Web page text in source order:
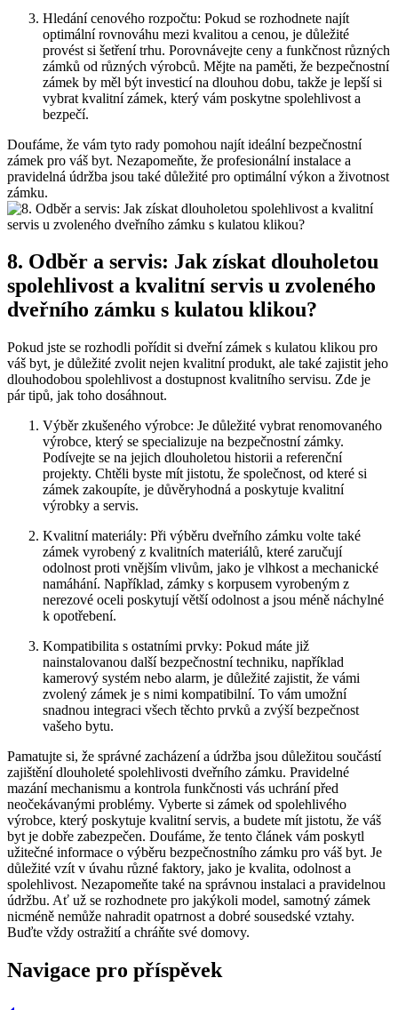
Hledání cenového rozpočtu: Pokud se rozhodnete ‍najít
optimální rovnováhu⁣ mezi‍ kvalitou ‌a cenou, je⁤ důležité
provést si šetření‍ trhu. Porovnávejte⁣ ceny a funkčnost různých
zámků⁢ od různých výrobců. ‌Mějte na paměti, že‍ bezpečnostní​
zámek by měl ‍být investicí na dlouhou‌ dobu, takže ⁢je‍ lepší ​si
vybrat kvalitní zámek, který vám‍ poskytne spolehlivost a
bezpečí.
Doufáme, že vám tyto rady pomohou najít ⁤ideální bezpečnostní
zámek pro váš byt. Nezapomeňte, že‌ profesionální⁢ instalace a⁣
pravidelná údržba jsou také důležité pro optimální výkon a životnost⁤
zámku.
8. Odběr a ‌servis: Jak získat dlouholetou
spolehlivost a kvalitní⁤ servis ​u⁣ zvoleného
dveřního zámku s kulatou​ klikou?
Pokud​ jste ⁣se rozhodli pořídit‌ si dveřní ⁣zámek s kulatou⁢ klikou pro
váš byt, ‍je důležité zvolit ⁣nejen ⁣kvalitní produkt,⁣ ale⁢ také zajistit​ jeho
dlouhodobou spolehlivost a dostupnost kvalitního servisu. Zde je
pár tipů, jak toho‍ dosáhnout.
Výběr zkušeného výrobce: Je důležité vybrat renomovaného
⁤výrobce, který se specializuje na bezpečnostní zámky.
Podívejte se na jejich dlouholetou historii a referenční
projekty. Chtěli byste mít jistotu, že společnost, ⁣od které si
zámek zakoupíte, je důvěryhodná a poskytuje⁢ kvalitní
výrobky ⁣a servis.
Kvalitní materiály: Při výběru dveřního⁤ zámku volte také
zámek vyrobený z kvalitních materiálů, které ‌zaručují
odolnost⁢ proti vnějším vlivům, jako je ⁣vlhkost a mechanické
namáhání. Například, zámky s ⁤korpusem vyrobeným ‌z
nerezové‌ oceli ‍poskytují větší odolnost a jsou méně náchylné
k opotřebení.
Kompatibilita s ostatními prvky: Pokud​ máte již
nainstalovanou další bezpečnostní techniku,⁣ například
kamerový systém⁤ nebo alarm,⁢ je důležité zajistit, že vámi
zvolený zámek je ⁤s nimi kompatibilní. To vám ​umožní
⁣snadnou​ integraci všech těchto prvků a zvýší bezpečnost
vašeho ‍bytu.
Pamatujte si,‍ že správné⁢ zacházení a údržba jsou důležitou součástí⁢
zajištění dlouholeté spolehlivosti dveřního zámku. Pravidelné⁤
mazání mechanismu a kontrola funkčnosti vás ⁤uchrání před
neočekávanými problémy. Vyberte si zámek od spolehlivého
výrobce,⁣ který poskytuje ⁢kvalitní servis, ‌a budete⁣ mít jistotu, že‍ váš
byt je dobře zabezpečen. Doufáme, že ‌tento článek vám poskytl⁤
užitečné⁢ informace o výběru bezpečnostního​ zámku ‌pro váš⁢ byt. Je
důležité vzít v ⁣úvahu ‌různé faktory, jako je⁤ kvalita, odolnost a
spolehlivost. Nezapomeňte také⁢ na správnou ‌instalaci a pravidelnou
údržbu. Ať už se rozhodnete pro jakýkoli model, ​samotný zámek
nicméně nemůže nahradit opatrnost ⁢a⁤ dobré sousedské vztahy.
Buďte vždy ostražití a chráňte své domovy.
Navigace pro příspěvek